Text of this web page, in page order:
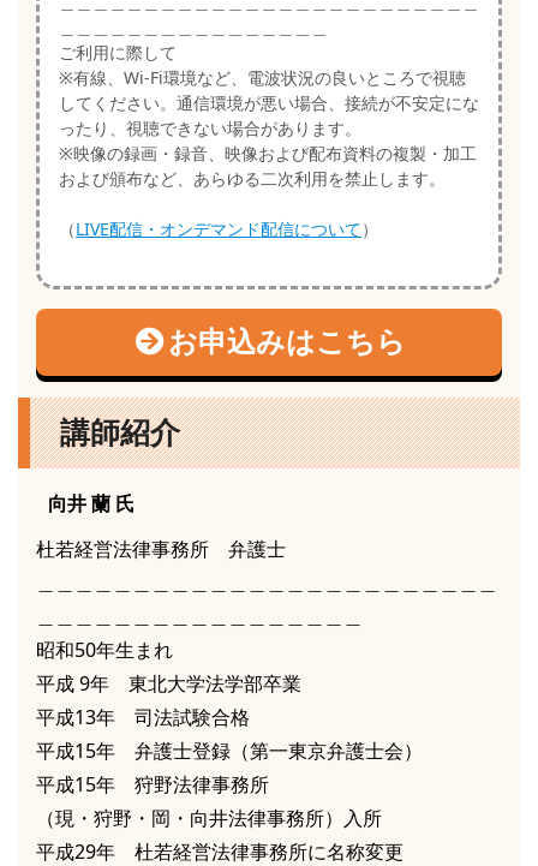
ご利用に際して
※有線、Wi-Fi環境など、電波状況の良いところで視聴
してください。通信環境が悪い場合、接続が不安定にな
ったり、視聴できない場合があります。
※映像の録画・録音、映像および配布資料の複製・加工
および頒布など、あらゆる二次利用を禁止します。
（LIVE配信・オンデマンド配信について）
お申込みはこちら
講師紹介
向井 蘭 氏
杜若経営法律事務所 弁護士
昭和50年生まれ
平成 9年 東北大学法学部卒業
平成13年 司法試験合格
平成15年 弁護士登録（第一東京弁護士会）
平成15年 狩野法律事務所
（現・狩野・岡・向井法律事務所）入所
平成29年 杜若経営法律事務所に名称変更